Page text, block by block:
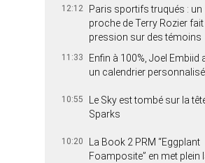
12:12
Paris sportifs truqués : un
proche de Terry Rozier fait
pression sur des témoins
11:33
Enfin à 100%, Joel Embiid
un calendrier personnalisé
10:55
Le Sky est tombé sur la
Sparks
10:20
La Book 2 PRM “Eggplant
Foamposite” en met plein